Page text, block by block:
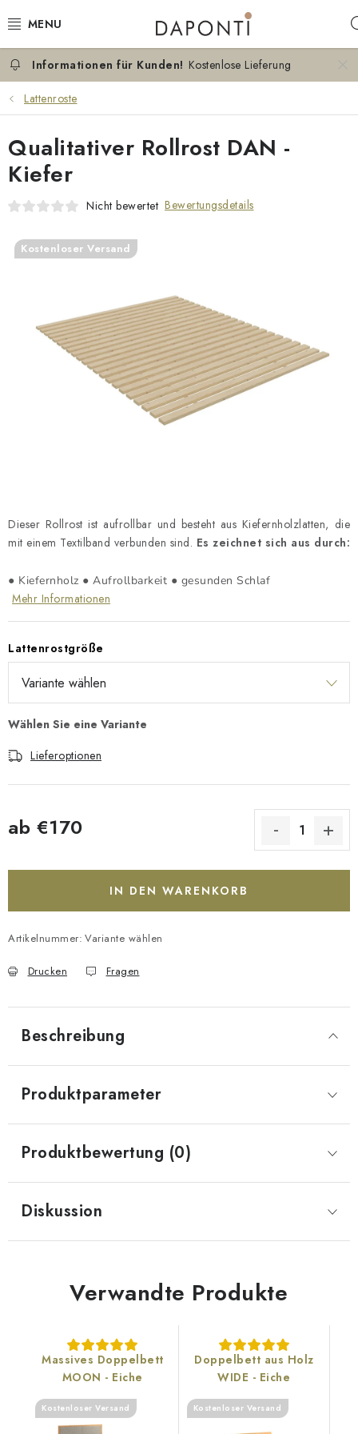
Inhalt
DOPPELBETTEN
NACHTTISCHE
ZERTIFIKATE
Geschäftsbewertung Blog
Lieferung
Allgemeine Geschäftsbedingungen
Datenschutzerklärung
Reklamation und Rücksendung der Ware
Kostenlose Lieferung
Lattenroste
Dieser Rollrost ist aufrollbar und besteht aus Kiefernholzlatten, die
mit einem Textilband verbunden sind. Es zeichnet sich aus durch:
● Kiefernholz ● Aufrollbarkeit ● gesunden Schlaf
Mehr Informationen
Lattenrostgröße
Lieferoptionen
ab €170
IN DEN WARENKORB
Artikelnummer: Variante wählen
Drucken Fragen
Qualitativer Rollrost DAN -
Kiefer
Nicht bewertet Bewertungsdetails
Kostenloser Versand
Beschreibung
Produktparameter
Produktbewertung (0)
Diskussion
Verwandte Produkte
Massives Doppelbett
MOON - Eiche
Kostenloser Versand
Doppelbett aus Holz
WIDE - Eiche
Kostenloser Versand